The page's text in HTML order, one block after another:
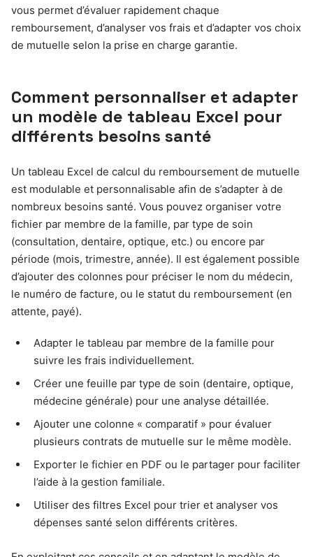
vous permet d’évaluer rapidement chaque
remboursement, d’analyser vos frais et d’adapter vos choix
de mutuelle selon la prise en charge garantie.
Comment personnaliser et adapter
un modèle de tableau Excel pour
différents besoins santé
Un tableau Excel de calcul du remboursement de mutuelle
est modulable et personnalisable afin de s’adapter à de
nombreux besoins santé. Vous pouvez organiser votre
fichier par membre de la famille, par type de soin
(consultation, dentaire, optique, etc.) ou encore par
période (mois, trimestre, année). Il est également possible
d’ajouter des colonnes pour préciser le nom du médecin,
le numéro de facture, ou le statut du remboursement (en
attente, payé).
Adapter le tableau par membre de la famille pour
suivre les frais individuellement.
Créer une feuille par type de soin (dentaire, optique,
médecine générale) pour une analyse détaillée.
Ajouter une colonne « comparatif » pour évaluer
plusieurs contrats de mutuelle sur le même modèle.
Exporter le fichier en PDF ou le partager pour faciliter
l’aide à la gestion familiale.
Utiliser des filtres Excel pour trier et analyser vos
dépenses santé selon différents critères.